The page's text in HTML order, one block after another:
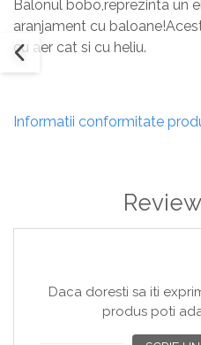
Balonul bobo,reprezinta un
aranjament cu
cu aer cat si cu heliu.
Informatii conformitate
Daca doresti sa iti
produs poti